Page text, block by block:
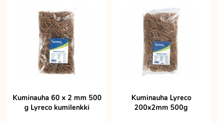
Kuminauha 60 x 2 mm 500
g Lyreco kumilenkki
Kuminauha Lyreco
200x2mm 500g